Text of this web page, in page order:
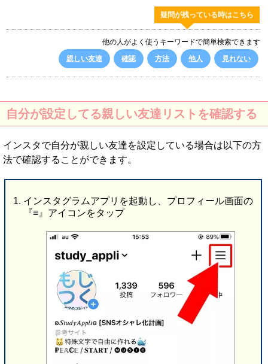
疑問が残っている時はこちら
他の人がよく使うキーワードで簡単検索できます
親しい友達
確認 方法 他人 見れない
自分が設定してる親しい友達リストを確認する
インスタで自分が親しい友達を設定している場合は以下の方
法で確認することができます。
インスタグラムアプリを起動し、プロフィール画面の
『≡』アイコンをタップ